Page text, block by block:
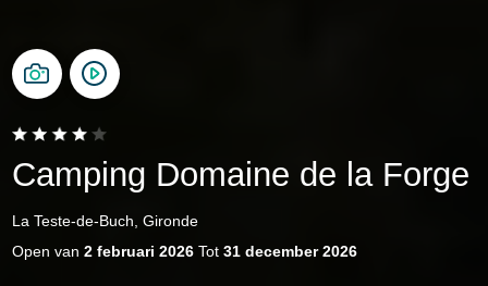
Camping Domaine de la Forge
La Teste-de-Buch, Gironde
Open van 2 februari 2026Tot 31 december 2026